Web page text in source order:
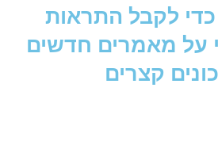
כדי לקבל התראות
על מאמרים חדשים
קצרים